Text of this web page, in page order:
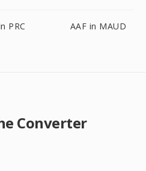
PRC AAF in MAUD
Converter